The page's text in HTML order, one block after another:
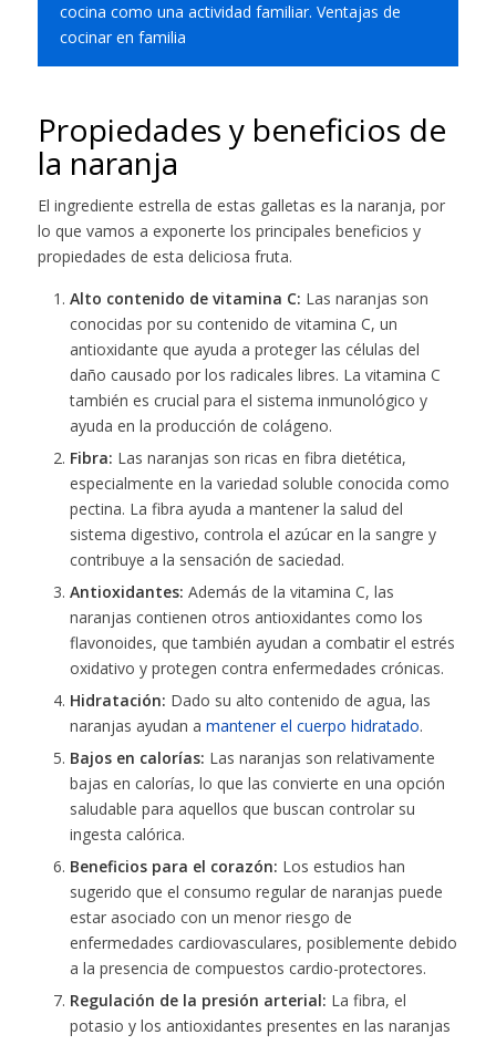
cocina como una actividad familiar. Ventajas de
cocinar en familia
Propiedades y beneficios de
la naranja
El ingrediente estrella de estas galletas es la naranja, por
lo que vamos a exponerte los principales beneficios y
propiedades de esta deliciosa fruta.
Alto contenido de vitamina C: Las naranjas son
conocidas por su contenido de vitamina C, un
antioxidante que ayuda a proteger las células del
daño causado por los radicales libres. La vitamina C
también es crucial para el sistema inmunológico y
ayuda en la producción de colágeno.
Fibra: Las naranjas son ricas en fibra dietética,
especialmente en la variedad soluble conocida como
pectina. La fibra ayuda a mantener la salud del
sistema digestivo, controla el azúcar en la sangre y
contribuye a la sensación de saciedad.
Antioxidantes: Además de la vitamina C, las
naranjas contienen otros antioxidantes como los
flavonoides, que también ayudan a combatir el estrés
oxidativo y protegen contra enfermedades crónicas.
Hidratación: Dado su alto contenido de agua, las
naranjas ayudan a mantener el cuerpo hidratado.
Bajos en calorías: Las naranjas son relativamente
bajas en calorías, lo que las convierte en una opción
saludable para aquellos que buscan controlar su
ingesta calórica.
Beneficios para el corazón: Los estudios han
sugerido que el consumo regular de naranjas puede
estar asociado con un menor riesgo de
enfermedades cardiovasculares, posiblemente debido
a la presencia de compuestos cardio-protectores.
Regulación de la presión arterial: La fibra, el
potasio y los antioxidantes presentes en las naranjas